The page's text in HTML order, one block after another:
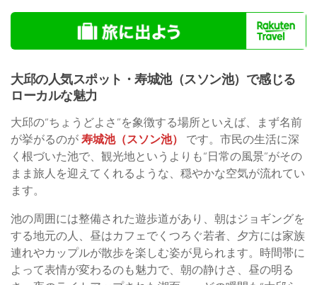
大邱の人気スポット・寿城池（スソン池）で感じる
ローカルな魅力
大邱の“ちょうどよさ”を象徴する場所といえば、まず名前
が挙がるのが 寿城池（スソン池）
です。市民の生活に深
く根づいた池で、観光地というよりも“日常の風景”がその
まま旅人を迎えてくれるような、穏やかな空気が流れてい
ます。
池の周囲には整備された遊歩道があり、朝はジョギングを
する地元の人、昼はカフェでくつろぐ若者、夕方には家族
連れやカップルが散歩を楽しむ姿が見られます。時間帯に
よって表情が変わるのも魅力で、朝の静けさ、昼の明る